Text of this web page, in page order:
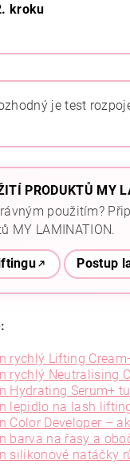
kroku
je test
PRODUKTŮ MY
použitím?
MY LAMINATION.
Postup
rychlý Lifting
rychlý Neutralising
Hydrating Serum+
lepidlo na lash
Color Developer –
barva na řasy a
silikonové natáčky